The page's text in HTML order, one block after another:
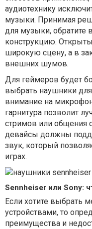
аудиотехнику
музыки. Принимая
для музыки, обратите
конструкцию.
широкую сцену, а в
внешних шумов.
Для геймеров будет
выбрать наушники для
внимание на
гарнитура позволит
стримов или общения
девайсы должны
звук, который
играх.
Sennheiser или Sony:
Если хотите выбрать
устройствами, то
преимущества и